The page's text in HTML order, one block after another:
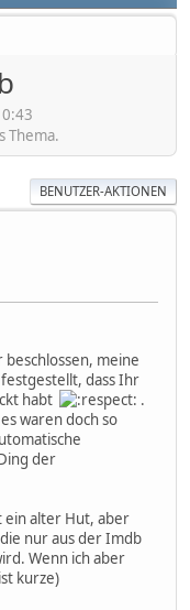
Thema.
BENUTZER-AKTIONEN
beschlossen, meine
dass Ihr
habt
.
waren doch so
der
ein alter Hut, aber
nur aus der Imdb
Wenn ich aber
kurze)